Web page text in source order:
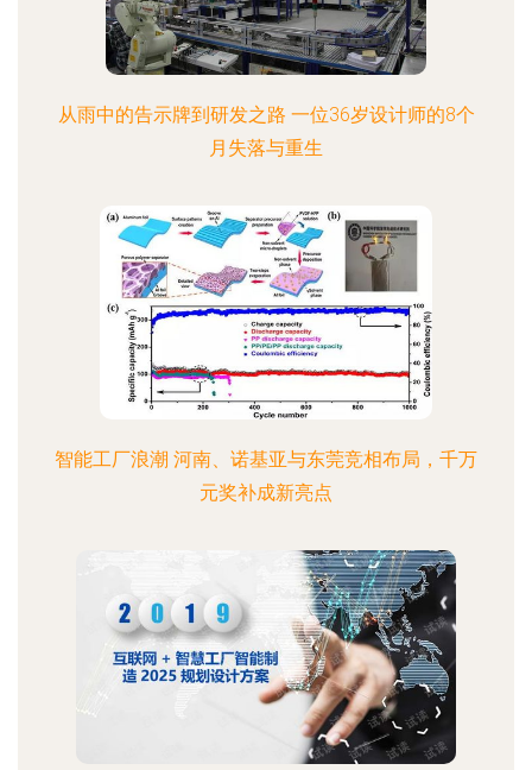
从雨中的告示牌到研发之路 一位36岁设计师的8个
月失落与重生
智能工厂浪潮 河南、诺基亚与东莞竞相布局，千万
元奖补成新亮点